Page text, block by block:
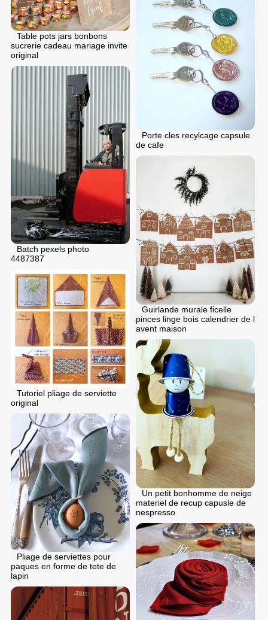
Table pots jars bonbons
sucrerie cadeau mariage invite
original
Porte cles recylcage capsule
de cafe
Batch pexels photo
4487387
Guirlande murale ficelle
pinces linge bois calendrier de l
avent maison
Tutoriel pliage de serviette
original
Un petit bonhomme de neige
materiel de recup capusle de
nespresso
Pliage de serviettes pour
paques en forme de tete de
lapin